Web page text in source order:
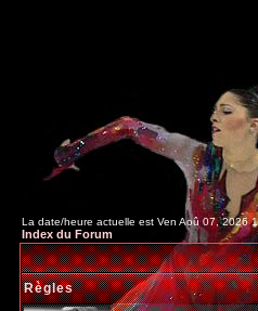
La date/heure actuelle est Ven Aoû 07, 2026
Index du Forum
Règles